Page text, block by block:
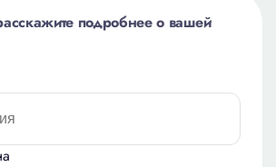
подробнее о вашей